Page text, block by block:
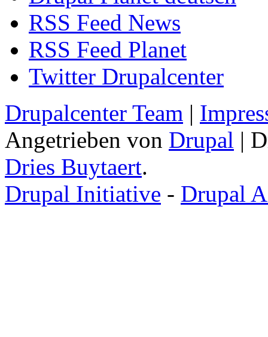
RSS Feed News
RSS Feed Planet
Twitter Drupalcenter
Drupalcenter Team |
Angetrieben von Drupal |
Dries Buytaert.
Drupal Initiative - Drupal